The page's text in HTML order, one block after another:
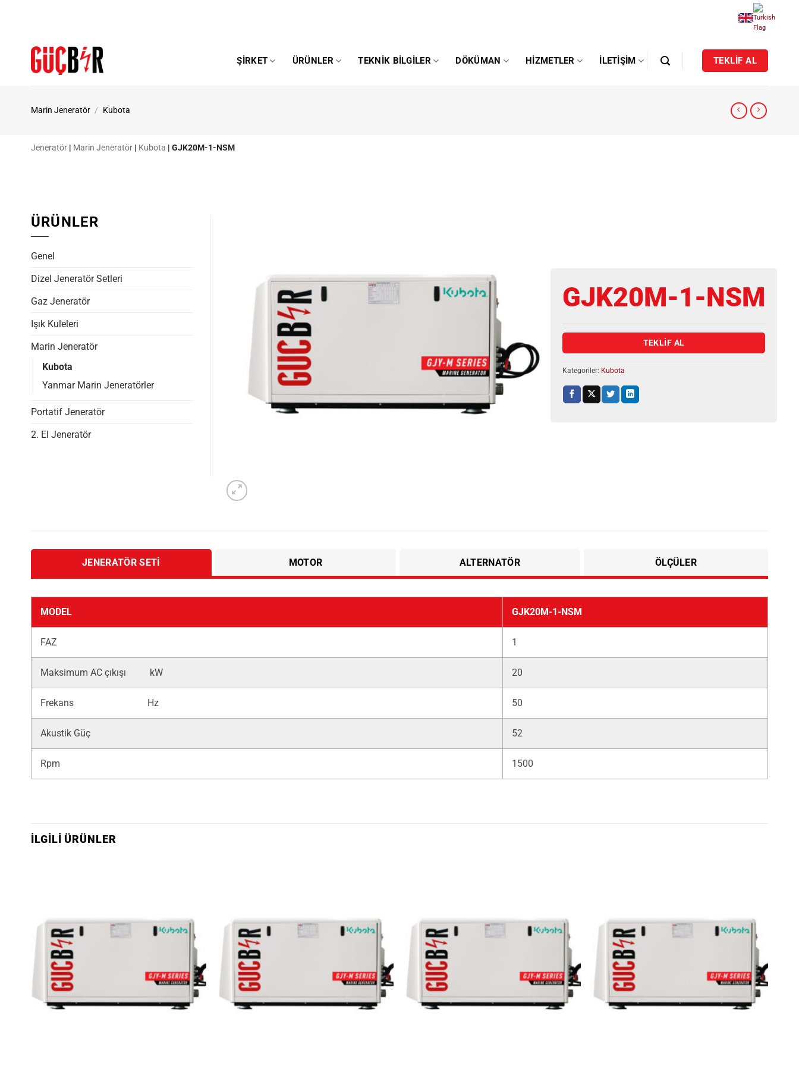
ŞIRKET ÜRÜNLER TEKNIK BILGILER DÖKÜMAN HIZMETLER İLETIŞIM TEKLİF AL
Marin Jeneratör / Kubota
Jeneratör | Marin Jeneratör | Kubota | GJK20M-1-NSM
GJK20M-1-NSM
TEKLİF AL
Kategoriler: Kubota
ÜRÜNLER
Genel
Dizel Jeneratör Setleri
Gaz Jeneratör
Işık Kuleleri
Marin Jeneratör
Kubota
Yanmar Marin Jeneratörler
Portatif Jeneratör
2. El Jeneratör
JENERATÖR SETI MOTOR ALTERNATÖR ÖLÇÜLER
MODEL GJK20M-1-NSM
FAZ 1
Maksimum AC çıkışı kW 20
Frekans Hz 50
Akustik Güç 52
Rpm 1500
İLGILI ÜRÜNLER